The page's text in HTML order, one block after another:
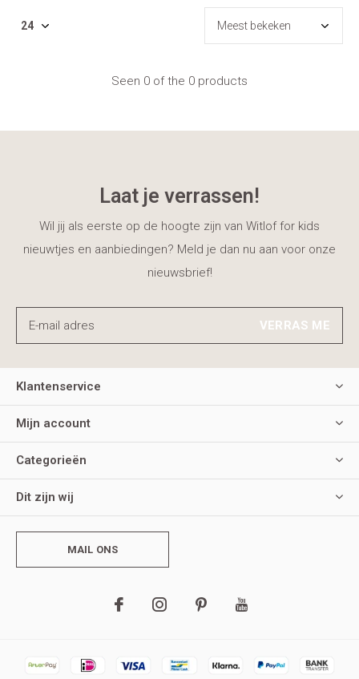
Seen 0 of the 0 products
Laat je verrassen!
Wil jij als eerste op de hoogte zijn van Witlof for kids
nieuwtjes en aanbiedingen? Meld je dan nu aan voor onze
nieuwsbrief!
VERRAS ME
Klantenservice
Mijn account
Categorieën
Dit zijn wij
MAIL ONS